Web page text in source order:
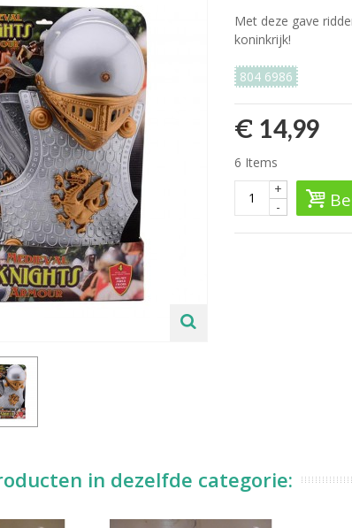
Met deze gave
koninkrijk!
804 6986
€ 14,99
6 Items
-
+
in dezelfde categorie: